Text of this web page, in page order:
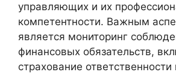
управляющих и их
компетентности. Важным
является мониторинг
финансовых обязательств,
страхование ответственности